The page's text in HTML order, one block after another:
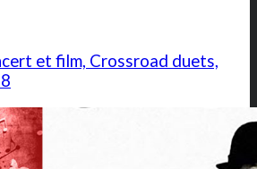
et film, Crossroad duets,